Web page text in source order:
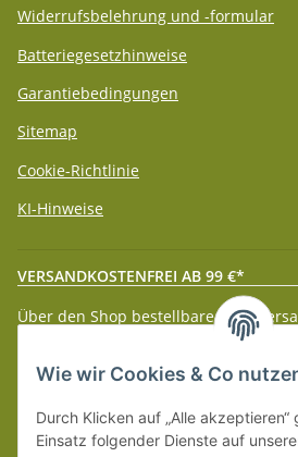
Widerrufsbelehrung und -formular
Batteriegesetzhinweise
Garantiebedingungen
Sitemap
Cookie-Richtlinie
KI-Hinweise
VERSANDKOSTENFREI AB 99 €*
Über den Shop bestellbare
wir innerhalb Deutschland (Festland)
versandkostenfrei.
Weitere Versanddetails entnehmen
und Zahlungsbedingungen.
Wie wir Cookies & Co
Durch Klicken auf „Alle
Einsatz folgender Dienste auf